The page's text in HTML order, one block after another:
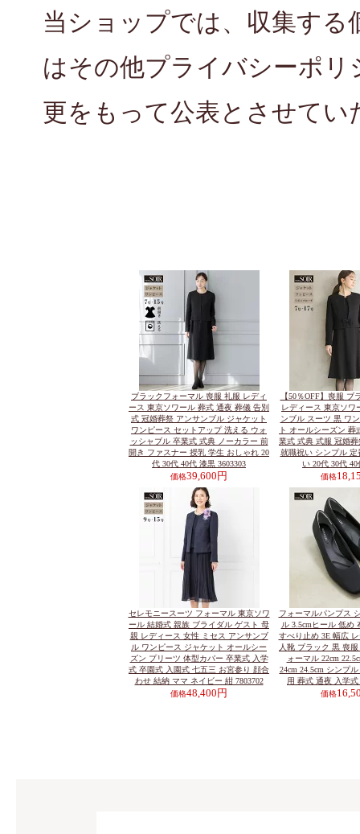
当ショップでは、収集する
はその他プライバシーポ
更をもって公表とさせてい
ブラックフォーマル 喪服 礼服 レディ
ース 東京ソワール 葬式 通夜 葬儀 告別
式 冠婚葬祭 アンサンブル ジャケット
ワンピース セットアップ 洗える ウォ
ッシャブル 卒業式 式典 ノーカラー 前
開き ファスナー 授乳 学生 おしゃれ 20
代 30代 40代 漆黒 3603303
価格39,600円
【50％OFF】喪服 ブ
レディース 東京ソワ
ンブル スーツ 黒 ワ
ト オールシーズン 葬
業式 式典 式服 冠婚
就職祝い シンプル 定
い 20代 30代 40
価格
セレモニースーツ フォーマル 東京ソワ
ール 結婚式 親族 ブライダル ゲスト 母
親 レディース 女性 ミセス アンサンブ
ル ワンピース ジャケット オールシー
ズン プリーツ 体型カバー 卒業式 入学
式 卒園式 入園式 七五三 お宮参り 顔合
わせ 結納 ママ ネイビー 紺 7803702
価格48,400円
フォーマルパンプス
ル 3.5cmヒール 低め
すべり止め 3E 幅広
人靴 ブラック 黒 喪
ォーマル 22cm
24cm 24.5cm シンプ
用 葬式 通夜 入学
価格